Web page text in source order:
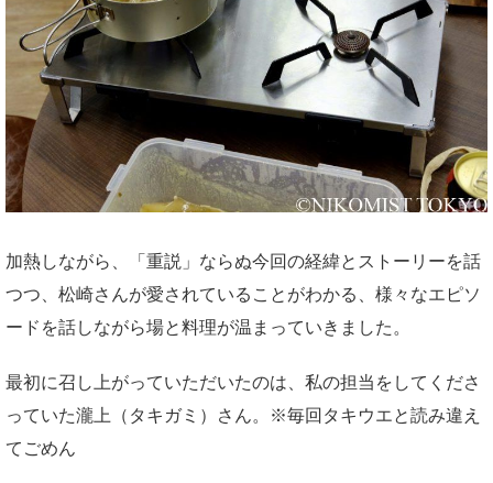
加熱しながら、「重説」ならぬ今回の経緯とストーリーを話
つつ、松崎さんが愛されていることがわかる、様々なエピソ
ードを話しながら場と料理が温まっていきました。
最初に召し上がっていただいたのは、私の担当をしてくださ
っていた瀧上（タキガミ）さん。※毎回タキウエと読み違え
てごめん